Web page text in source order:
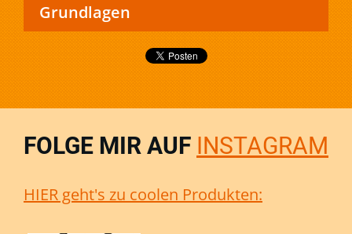
Grundlagen
FOLGE MIR AUF INSTAGRAM
HIER geht's zu coolen Produkten: